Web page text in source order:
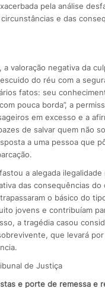
pela análise
e das
a valoração negativa da
do réu com a
fatos: seu
pouca borda”, a
em excesso e a
de salvar quem não
a uma pessoa que
a alegada ilegalidade
das consequências do
o básico do
jovens e contribuíam
a tragédia casou
que levará
de Justiça
e porte de remessa e